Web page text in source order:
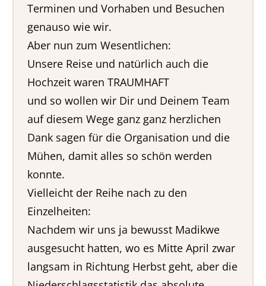
Terminen und Vorhaben und Besuchen
genauso wie wir.
Aber nun zum Wesentlichen:
Unsere Reise und natürlich auch die
Hochzeit waren TRAUMHAFT
und so wollen wir Dir und Deinem Team
auf diesem Wege ganz ganz herzlichen
Dank sagen für die Organisation und die
Mühen, damit alles so schön werden
konnte.
Vielleicht der Reihe nach zu den
Einzelheiten:
Nachdem wir uns ja bewusst Madikwe
ausgesucht hatten, wo es Mitte April zwar
langsam in Richtung Herbst geht, aber die